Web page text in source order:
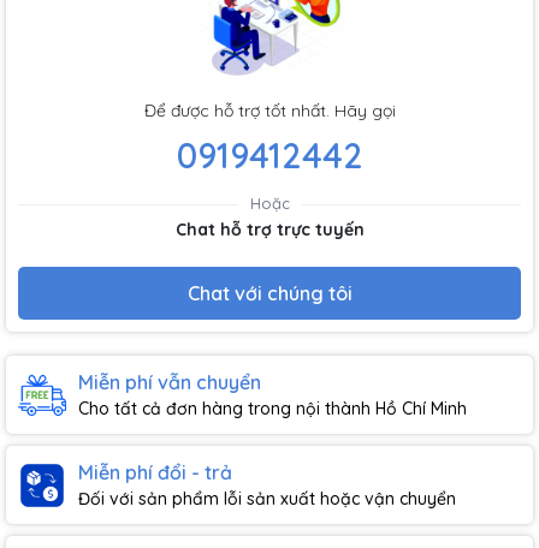
Để được hỗ trợ tốt nhất. Hãy gọi
0919412442
Hoặc
Chat hỗ trợ trực tuyến
Chat với chúng tôi
Miễn phí vẫn chuyển
Cho tất cả đơn hàng trong nội thành Hồ Chí Minh
Miễn phí đổi - trả
Đối với sản phẩm lỗi sản xuất hoặc vận chuyển